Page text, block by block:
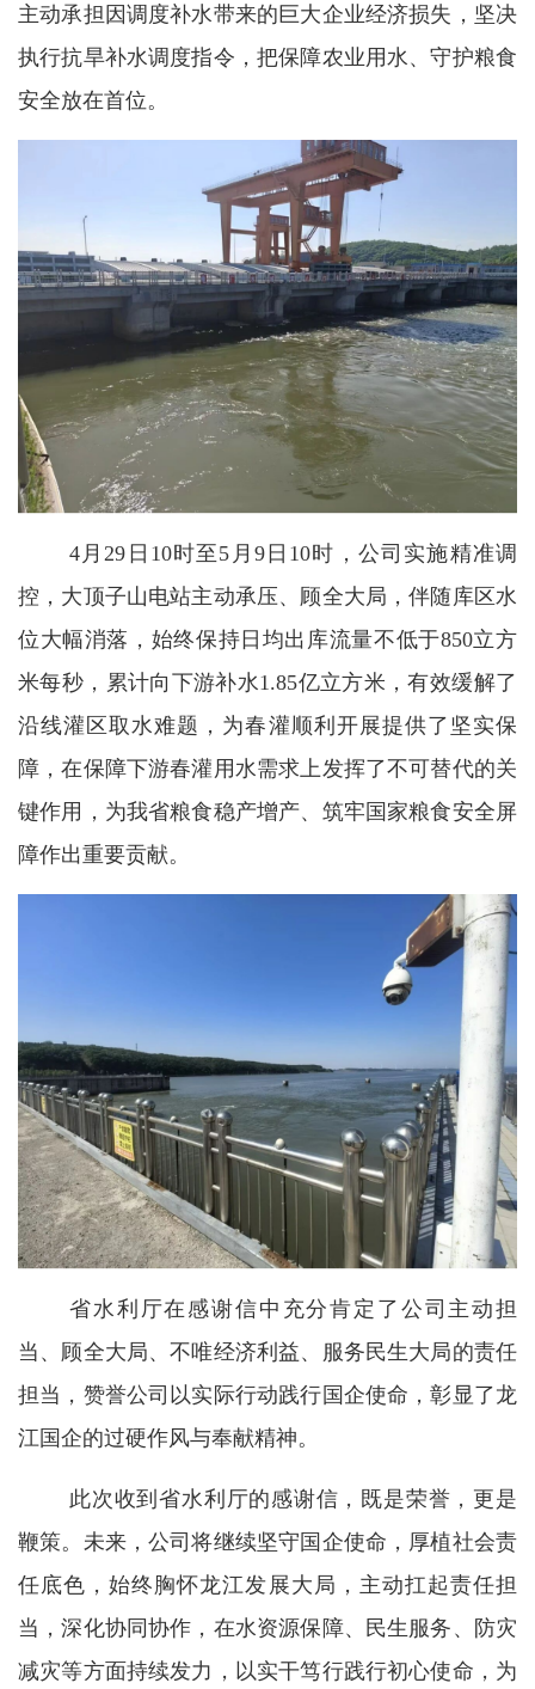
主动承担因调度补水带来的巨大企业经济损失，坚决
执行抗旱补水调度指令，把保障农业用水、守护粮食
安全放在首位。
4月29日10时至5月9日10时，公司实施精准调
控，大顶子山电站主动承压、顾全大局，伴随库区水
位大幅消落，始终保持日均出库流量不低于850立方
米每秒，累计向下游补水1.85亿立方米，有效缓解了
沿线灌区取水难题，为春灌顺利开展提供了坚实保
障，在保障下游春灌用水需求上发挥了不可替代的关
键作用，为我省粮食稳产增产、筑牢国家粮食安全屏
障作出重要贡献。
省水利厅在感谢信中充分肯定了公司主动担
当、顾全大局、不唯经济利益、服务民生大局的责任
担当，赞誉公司以实际行动践行国企使命，彰显了龙
江国企的过硬作风与奉献精神。
此次收到省水利厅的感谢信，既是荣誉，更是
鞭策。未来，公司将继续坚守国企使命，厚植社会责
任底色，始终胸怀龙江发展大局，主动扛起责任担
当，深化协同协作，在水资源保障、民生服务、防灾
减灾等方面持续发力，以实干笃行践行初心使命，为